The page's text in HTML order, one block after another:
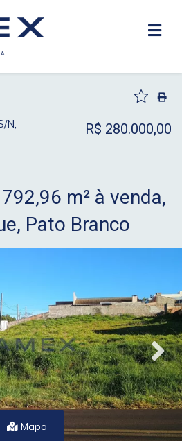
N,
R$ 280.000,00
m² à venda,
Pato Branco
Mapa